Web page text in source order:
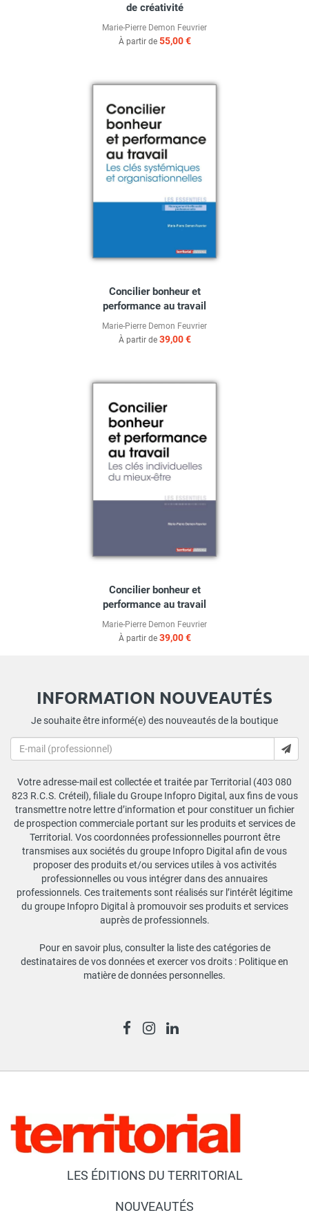
de créativité
Marie-Pierre Demon Feuvrier
À partir de 55,00 €
Concilier bonheur et
performance au travail
Marie-Pierre Demon Feuvrier
À partir de 39,00 €
Concilier bonheur et
performance au travail
Marie-Pierre Demon Feuvrier
À partir de 39,00 €
INFORMATION NOUVEAUTÉS
Je souhaite être informé(e) des nouveautés de la boutique
Votre adresse-mail est collectée et traitée par Territorial (403 080
823 R.C.S. Créteil), filiale du Groupe Infopro Digital, aux fins de vous
transmettre notre lettre d’information et pour constituer un fichier
de prospection commerciale portant sur les produits et services de
Territorial. Vos coordonnées professionnelles pourront être
transmises aux sociétés du groupe Infopro Digital afin de vous
proposer des produits et/ou services utiles à vos activités
professionnelles ou vous intégrer dans des annuaires
professionnels. Ces traitements sont réalisés sur l’intérêt légitime
du groupe Infopro Digital à promouvoir ses produits et services
auprès de professionnels.
Pour en savoir plus, consulter la liste des catégories de
destinataires de vos données et exercer vos droits : Politique en
matière de données personnelles.
LES ÉDITIONS DU TERRITORIAL
NOUVEAUTÉS